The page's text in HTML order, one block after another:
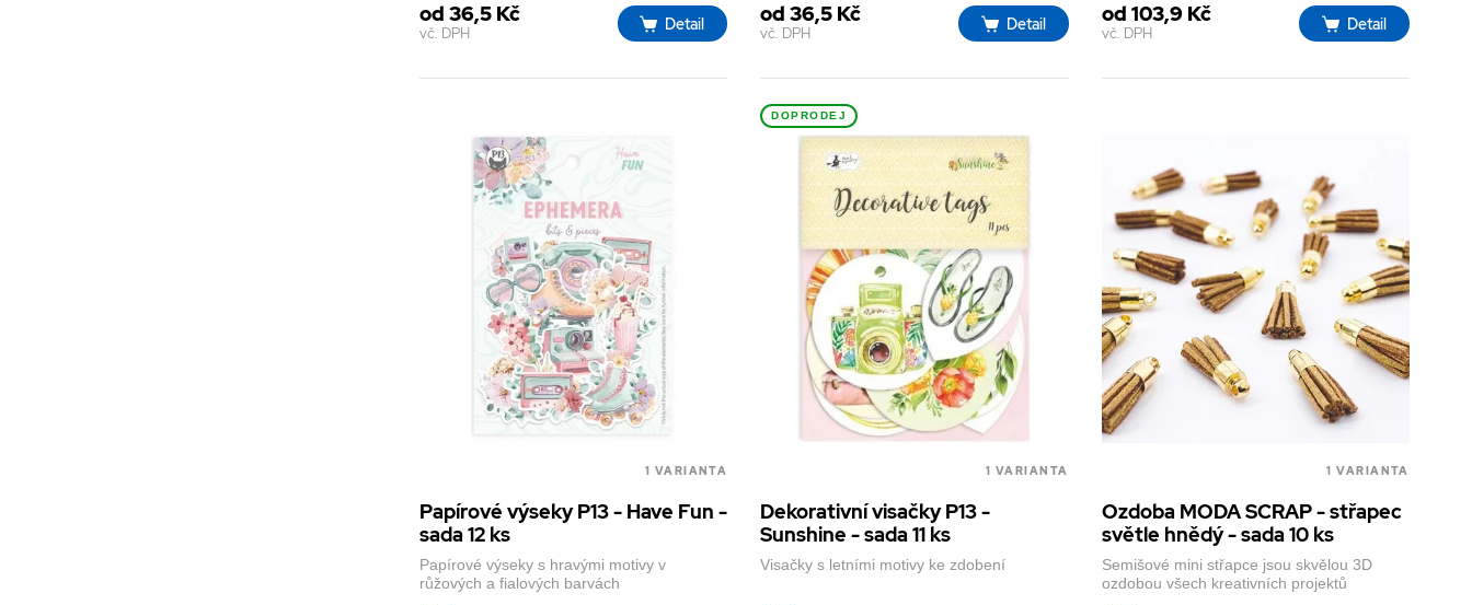
od 36,5 Kč
vč. DPH Detail od 36,5 Kč
vč. DPH Detail od 103,9 Kč
vč. DPH Detail
1 VARIANTA
Papírové výseky P13 - Have Fun -
sada 12 ks
Papírové výseky s hravými motivy v
růžových a fialových barvách
DOPRODEJ
1 VARIANTA
Dekorativní visačky P13 -
Sunshine - sada 11 ks
Visačky s letními motivy ke zdobení
1 VARIANTA
Ozdoba MODA SCRAP - střapec
světle hnědý - sada 10 ks
Semišové mini střapce jsou skvělou 3D
ozdobou všech kreativních projektů